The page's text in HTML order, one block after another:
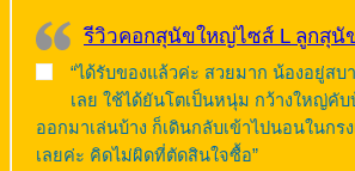
รีวิวคอกสุนัขใหญ่ไซส์ L ลูกสุนั
“ได้รับของแล้วค่ะ สวยมาก น้องอยู่สบ
เลย ใช้ได้ยันโตเป็นหนุ่ม กว้างใหญ่คั
ออกมาเล่นบ้าง ก็เดินกลับเข้าไปนอนในกร
เลยค่ะ คิดไม่ผิดที่ตัดสินใจซื้อ”